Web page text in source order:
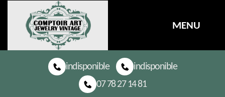
MENU
indisponible
indisponible
07 78 27 14 81